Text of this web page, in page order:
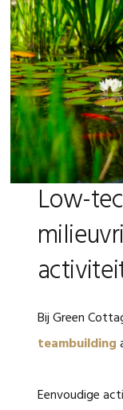
Low-
Bij Green
teambuilding
Eenvoudige